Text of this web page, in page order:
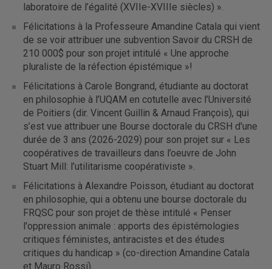
laboratoire de l’égalité (XVIIe-XVIIIe siècles) ».
Félicitations à la Professeure Amandine Catala qui vient
de se voir attribuer une subvention Savoir du CRSH de
210 000$ pour son projet intitulé « Une approche
pluraliste de la réfection épistémique »!
Félicitations à Carole Bongrand, étudiante au doctorat
en philosophie à l’UQAM en cotutelle avec l’Université
de Poitiers (dir. Vincent Guillin & Arnaud François), qui
s’est vue attribuer une Bourse doctorale du CRSH d'une
durée de 3 ans (2026-2029) pour son projet sur « Les
coopératives de travailleurs dans l’oeuvre de John
Stuart Mill: l’utilitarisme coopérativiste ».
Félicitations à Alexandre Poisson, étudiant au doctorat
en philosophie, qui a obtenu une bourse doctorale du
FRQSC pour son projet de thèse intitulé « Penser
l'oppression animale : apports des épistémologies
critiques féministes, antiracistes et des études
critiques du handicap » (co-direction Amandine Catala
et Mauro Rossi).